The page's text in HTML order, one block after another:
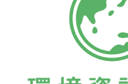
「痛痛病」事件，起初罹病原
關節和脊骨會產生疼痛，嚴重
調查後，1968年，日本中央政
部，2001年改為為厚生勞動省
當地河流神通川受到鄰近的礦